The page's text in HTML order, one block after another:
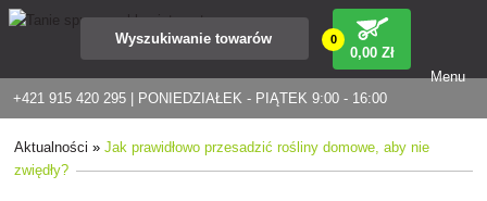
+421 915 420 295 | PONIEDZIAŁEK - PIĄTEK 9:00 - 16:00
0
0,00 Zł
Menu
Aktualności »Jak prawidłowo przesadzić rośliny domowe, aby nie
zwiędły?